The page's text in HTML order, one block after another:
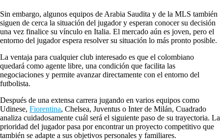
Sin embargo, algunos equipos de Arabia Saudita y de la MLS también
siguen de cerca la situación del jugador y esperan conocer su decisión
una vez finalice su vínculo en Italia. El mercado aún es joven, pero el
entorno del jugador espera resolver su situación lo más pronto posible.
La ventaja para cualquier club interesado es que el colombiano
quedará como agente libre, una condición que facilita las
negociaciones y permite avanzar directamente con el entorno del
futbolista.
Después de una extensa carrera jugando en varios equipos como
Udinese, Fiorentina, Chelsea, Juventus o Inter de Milán, Cuadrado
analiza cuidadosamente cuál será el siguiente paso de su trayectoria. La
prioridad del jugador pasa por encontrar un proyecto competitivo que
también se adapte a sus objetivos personales y familiares.